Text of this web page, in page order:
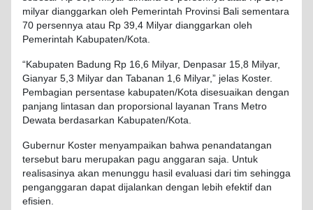
milyar dianggarkan oleh Pemerintah Provinsi Bali sementara
70 persennya atau Rp 39,4 Milyar dianggarkan oleh
Pemerintah Kabupaten/Kota.
“Kabupaten Badung Rp 16,6 Milyar, Denpasar 15,8 Milyar,
Gianyar 5,3 Milyar dan Tabanan 1,6 Milyar,” jelas Koster.
Pembagian persentase kabupaten/Kota disesuaikan dengan
panjang lintasan dan proporsional layanan Trans Metro
Dewata berdasarkan Kabupaten/Kota.
Gubernur Koster menyampaikan bahwa penandatangan
tersebut baru merupakan pagu anggaran saja. Untuk
realisasinya akan menunggu hasil evaluasi dari tim sehingga
penganggaran dapat dijalankan dengan lebih efektif dan
efisien.